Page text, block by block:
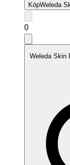
KöpWeleda
0
Weleda Skin